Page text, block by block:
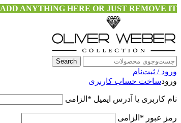
ADD ANYTHING HERE OR JUST REMOVE IT…
Search
ورود / ثبت‌نام
ورودساخت حساب کاربری
نام کاربری یا آدرس ایمیل * الزامی
رمز عبور * الزامی